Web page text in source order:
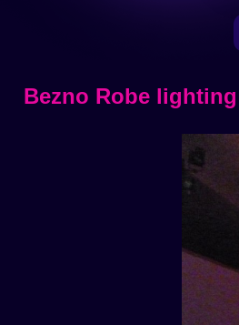
Bezno Robe lighting